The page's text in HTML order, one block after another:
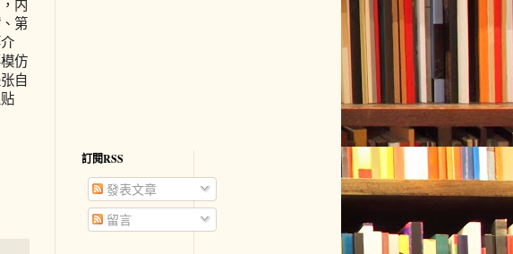
内
第
仿
自
訂閱RSS
發表文章
留言